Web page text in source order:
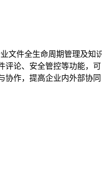
文件全生命周期管理及知
评论、安全管控等功能，可
协作，提高企业内外部协同